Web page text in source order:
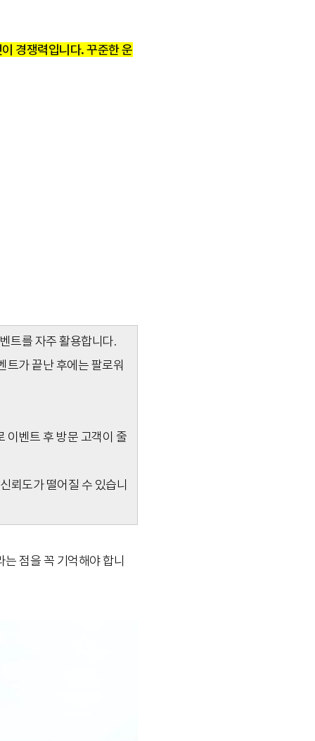
경쟁력입니다. 꾸준한 운
트를 자주 활용합니다.
트가 끝난 후에는 팔로워
이벤트 후 방문 고객이 줄
뢰도가 떨어질 수 있습니
점을 꼭 기억해야 합니